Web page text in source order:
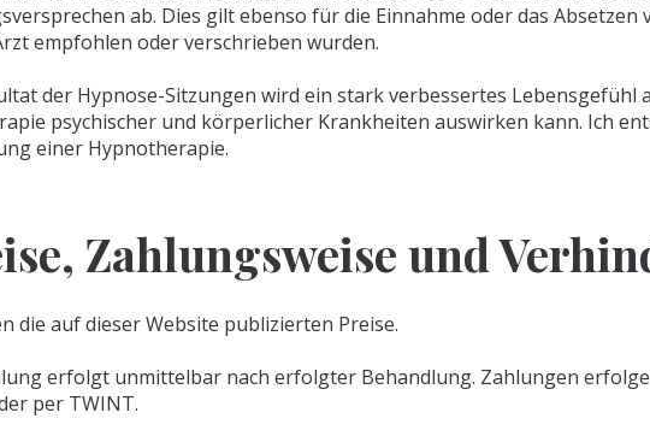
ab. Dies gilt ebenso für die Einnahme oder das
empfohlen oder verschrieben wurden.
der Hypnose-Sitzungen wird ein stark verbessertes Lebensgefühl
psychischer und körperlicher Krankheiten auswirken kann. Ich
einer Hypnotherapie.
Zahlungsweise und
die auf dieser Website publizierten Preise.
erfolgt unmittelbar nach erfolgter Behandlung. Zahlungen
per TWINT.